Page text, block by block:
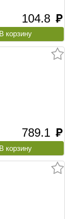
104.8 руб
789.1 руб